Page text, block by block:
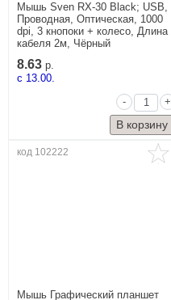
Мышь Sven RX-30 Black; USB,
Проводная, Оптическая, 1000
dpi, 3 кнопоки + колесо, Длина
кабеля 2м, Чёрный
8.63 р.
c 13.00.
-
+
код 102222
Мышь Графический планшет